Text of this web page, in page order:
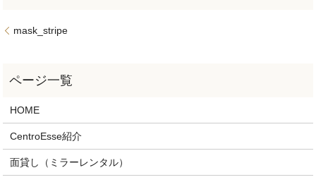
mask_stripe
HOME
CentroEsse紹介
面貸し（ミラーレンタル）